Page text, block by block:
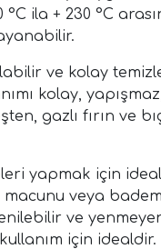
ila + 230 °C
ve kolay
kolay,
gazlı fırın ve
yapmak için
veya
ve
için idealdir.